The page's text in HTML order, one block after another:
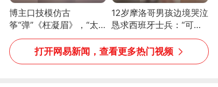
博主口技模仿古
筝“弹”《枉凝眉》，“太
像了～你是吃古筝长大的
吗？”“或将成为首位考级
不带古筝的选手。”（来
12岁摩洛哥男孩边境哭泣
恳求西班牙士兵：“可不
可以不要把我遣返回国”
打开网易新闻，查看更多热门视频